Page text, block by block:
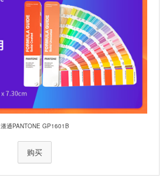
潘通PANTONE GP1601B
购买